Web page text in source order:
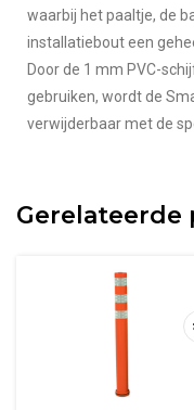
waarbij het paaltje, de
installatiebout een
Door de 1 mm PVC-
gebruiken, wordt de
verwijderbaar met de